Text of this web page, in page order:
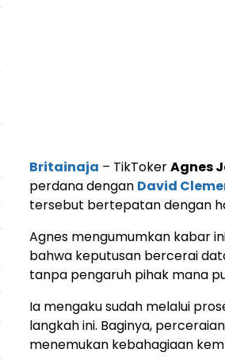
Britainaja – TikTokerAgnes
perdana dengan David
tersebut bertepatan dengan
Agnes mengumumkan kabar
bahwa keputusan bercerai
tanpa pengaruh pihak mana
Ia mengaku sudah melalui
langkah ini. Baginya,
menemukan kebahagiaan